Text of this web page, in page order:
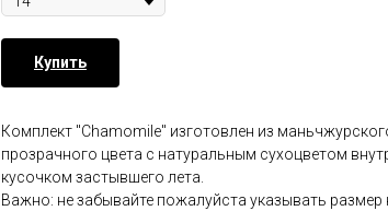
Купить
Комплект "Chamomile" изготовлен из
прозрачного цвета с натуральным сухоцветом
кусочком застывшего лета.
Важно: не забывайте пожалуйста указывать размер